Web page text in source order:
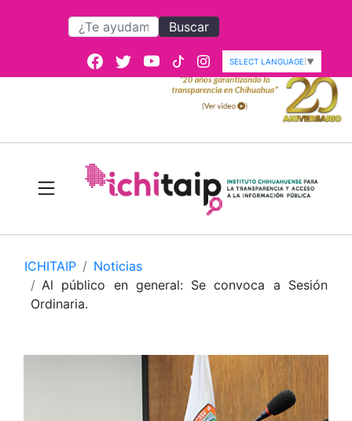
Buscar
SELECT LANGUAGE ▼
ICHITAIP
Noticias
Al público en general: Se convoca a Sesión
Ordinaria.